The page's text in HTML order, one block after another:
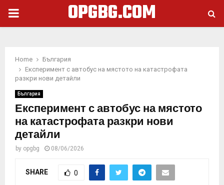
PRIMARY
OPGBG.COM
Home
България
Експеримент с автобус на мястото на катастрофата
разкри нови детайли
България
Експеримент с автобус на мястото
на катастрофата разкри нови
детайли
by opgbg 08/06/2026
SHARE 0